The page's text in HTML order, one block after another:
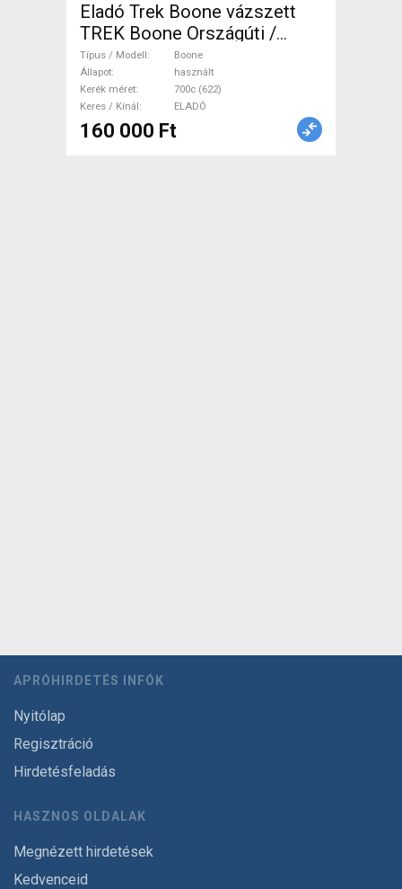
Eladó Trek Boone vázszett
TREK Boone Országúti /
Gravel / Triatlon Alkatrész,
Országúti / Gravel / Váz
/Vázszett / Villa karbon
karbon 700c (622) használt
ELADÓ
Típus / Modell
Boone
Állapot
használt
Kerék méret
700c (622)
Keres / Kínál
ELADÓ
160 000 Ft
APRÓHIRDETÉS INFÓK
Nyitólap
Regisztráció
Hirdetésfeladás
HASZNOS OLDALAK
Megnézett hirdetések
Kedvenceid